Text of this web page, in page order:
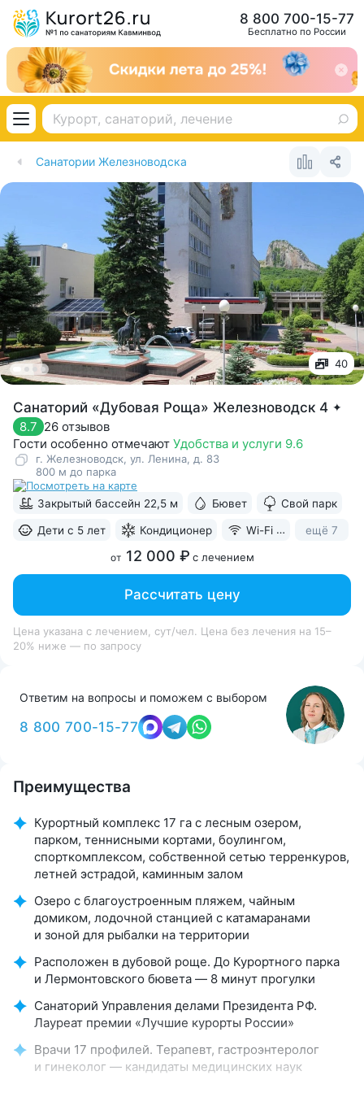
Бесплатно по России
8 800 700-15-77
Санатории Железноводска
40
Санаторий «Дубовая Роща» Железноводск 4 ✦
8.7 26 отзывов
Гости особенно отмечают Удобства и услуги 9.6
г. Железноводск, ул. Ленина, д. 83
800 м до парка
Закрытый бассейн 22,5 м Бювет Свой парк
Дети с 5 лет Кондиционер Wi-Fi в номерах ещё 7
от 12 000 ₽ с лечением
Рассчитать цену
Цена указана с лечением, сут/чел. Цена без лечения на 15–
20% ниже — по запросу
Ответим на вопросы и поможем с выбором
8 800 700-15-77
Преимущества
Курортный комплекс 17 га с лесным озером,
парком, теннисными кортами, боулингом,
спорткомплексом, собственной сетью терренкуров,
летней эстрадой, каминным залом
Озеро с благоустроенным пляжем, чайным
домиком, лодочной станцией с катамаранами
и зоной для рыбалки на территории
Расположен в дубовой роще. До Курортного парка
и Лермонтовского бювета — 8 минут прогулки
Санаторий Управления делами Президента РФ.
Лауреат премии «Лучшие курорты России»
Врачи 17 профилей. Терапевт, гастроэнтеролог
и гинеколог — кандидаты медицинских наук